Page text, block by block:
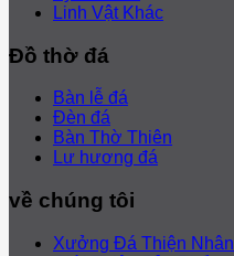
Linh Vật Khác
Đồ thờ đá
Bàn lễ đá
Đèn đá
Bàn Thờ Thiên
Lư hương đá
về chúng tôi
Xưởng Đá Thiện Nhân